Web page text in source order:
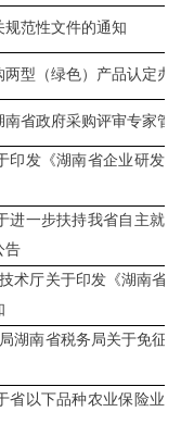
范性文件的通知
型（绿色）产品认定办
省政府采购评审专家管
印发《湖南省企业研发
进一步扶持我省自主就
告
术厅关于印发《湖南省
湖南省税务局关于免征
省以下品种农业保险业